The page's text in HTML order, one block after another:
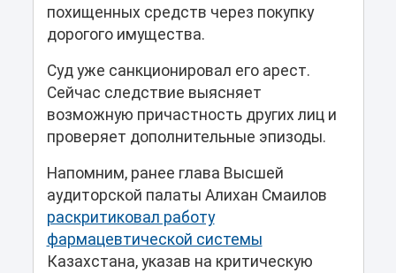
похищенных средств через покупку
дорогого имущества.
Суд уже санкционировал его арест.
Сейчас следствие выясняет
возможную причастность других лиц и
проверяет дополнительные эпизоды.
Напомним, ранее глава Высшей
аудиторской палаты Алихан Смаилов
раскритиковал работу
фармацевтической системы
Казахстана, указав на критическую